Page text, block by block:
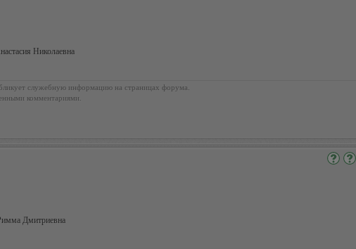
Николаевна
служебную информацию на страницах форума.
комментариями.
Дмитриевна